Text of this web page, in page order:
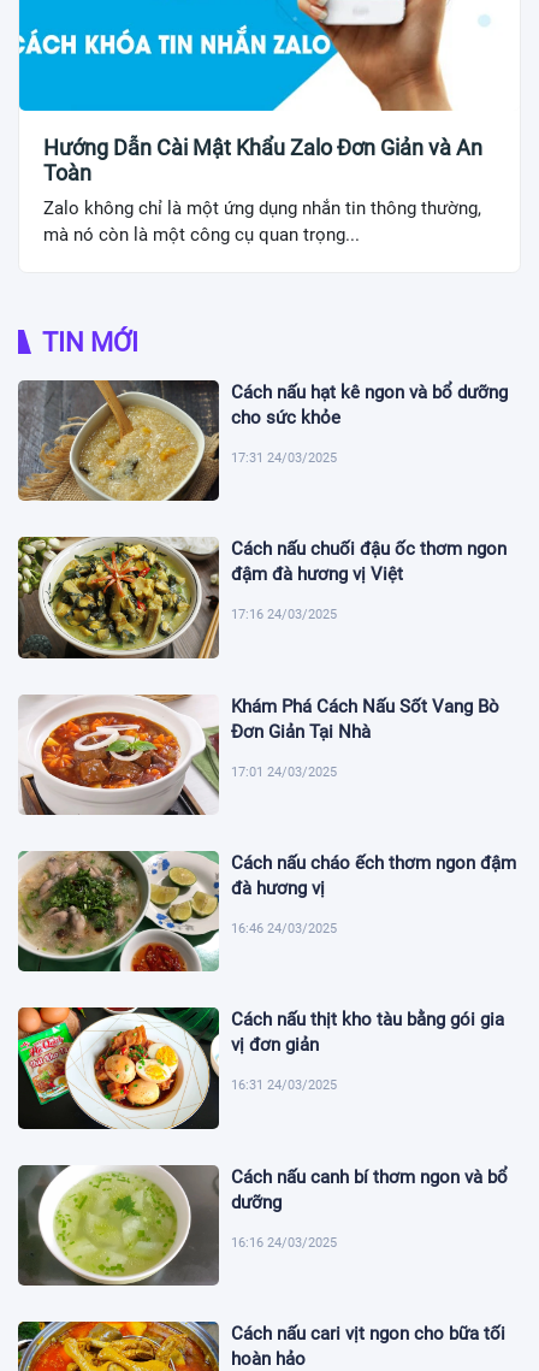
Hướng Dẫn Cài Mật Khẩu Zalo Đơn Giản và An
Toàn
Zalo không chỉ là một ứng dụng nhắn tin thông thường,
mà nó còn là một công cụ quan trọng...
TIN MỚI
Cách nấu hạt kê ngon và bổ dưỡng
cho sức khỏe
17:31 24/03/2025
Cách nấu chuối đậu ốc thơm ngon
đậm đà hương vị Việt
17:16 24/03/2025
Khám Phá Cách Nấu Sốt Vang Bò
Đơn Giản Tại Nhà
17:01 24/03/2025
Cách nấu cháo ếch thơm ngon đậm
đà hương vị
16:46 24/03/2025
Cách nấu thịt kho tàu bằng gói gia
vị đơn giản
16:31 24/03/2025
Cách nấu canh bí thơm ngon và bổ
dưỡng
16:16 24/03/2025
Cách nấu cari vịt ngon cho bữa tối
hoàn hảo